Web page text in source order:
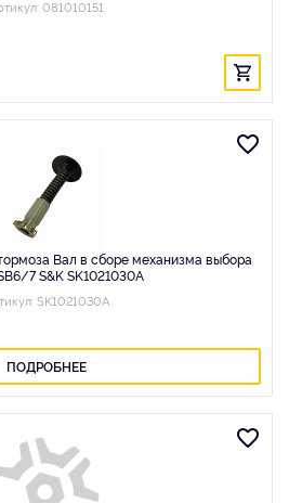
081010151
Вал в сборе механизма выбора
7 S&K SK1021030A
SK1021030A
ПОДРОБНЕЕ